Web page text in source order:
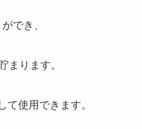
でき、
まります。
て使用できます。